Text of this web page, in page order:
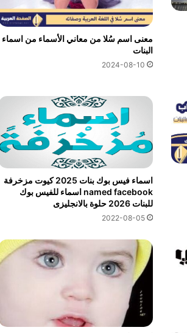
معنى اسم سُلا من معاني الأسماء من اسماء
البنات
2024-08-10
اسماء فيس بوك بنات 2025 كيوت مزخرفة
named facebook اسماء للفيس بوك
للبنات 2026 حلوة بالانجليزى
2022-08-05